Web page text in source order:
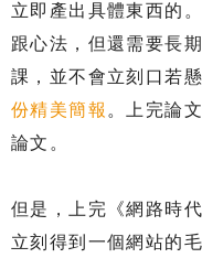
立即產出具體東西的
跟心法，但還需要長
課，並不會立刻口若懸
份精美簡報 。上完論
論文。
但是，上完《網路時
立刻得到一個網站的毛